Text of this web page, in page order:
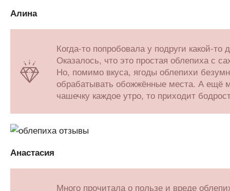
Алина
Когда-то попробовала у подруги какой-
Оказалось, что это простая облепиха с
Но, помимо вкуса, ягоды облепихи
обрабатывать обожжённые места. А ещё
чашечку каждое утро, то приходит
Анастасия
Много прочитала о пользе и вреде